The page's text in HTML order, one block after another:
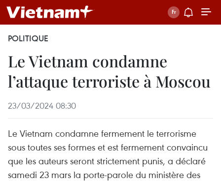
POLITIQUE
Le Vietnam condamne
l’attaque terroriste à Moscou
23/03/2024 08:30
Le Vietnam condamne fermement le terrorisme
sous toutes ses formes et est fermement convaincu
que les auteurs seront strictement punis, a déclaré
samedi 23 mars la porte-parole du ministère des